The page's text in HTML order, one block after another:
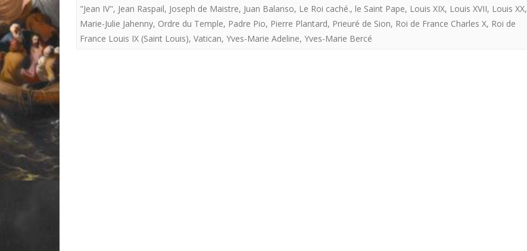
mort
caché.
"Jean IV", Jean Raspail, Joseph de Maistre, Juan Balanso, Le Roi caché., le Saint Pape, Louis XIX, Louis XVII, Louis XX,
Marie-Julie Jahenny, Ordre du Temple, Padre Pio, Pierre Plantard, Prieuré de Sion, Roi de France Charles X, Roi de
France Louis IX (Saint Louis), Vatican, Yves-Marie Adeline, Yves-Marie Bercé